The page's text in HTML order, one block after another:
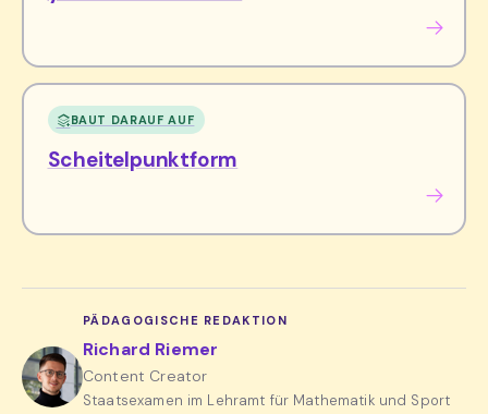
BAUT DARAUF AUF
Scheitelpunktform
PÄDAGOGISCHE REDAKTION
Richard Riemer
Content Creator
Staatsexamen im Lehramt für Mathematik und Sport